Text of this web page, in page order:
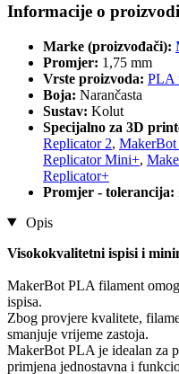
Informacije o
Marke (proizvođači):
Promjer: 1,75 mm
Vrste proizvoda: PLA
Boja: Narančasta
Sustav: Kolut
Specijalno za 3D
Replicator 2,
Replicator Mini+,
Replicator+
Promjer - tolerancija:
Opis
Visokokvalitetni ispisi i
MakerBot PLA filament
ispisa.
Zbog provjere kvalitete,
smanjuje vrijeme zastoja.
MakerBot PLA je idealan za
primjena jednostavna i